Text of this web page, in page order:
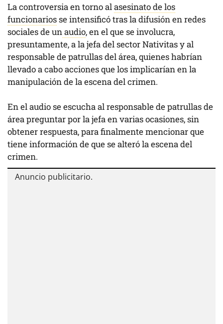
La controversia en torno alasesinato de los
funcionariosse intensificó tras la difusión en redes
sociales de un audio, en el que se involucra,
presuntamente, a la jefa del sector Nativitas y al
responsable de patrullas del área, quienes habrían
llevado a cabo acciones que los implicarían en la
manipulación de la escena del crimen.
En el audio se escucha al responsable de patrullas de
área preguntar por la jefa en varias ocasiones, sin
obtener respuesta, para finalmente mencionar que
tiene información de que se alteró la escena del
crimen.